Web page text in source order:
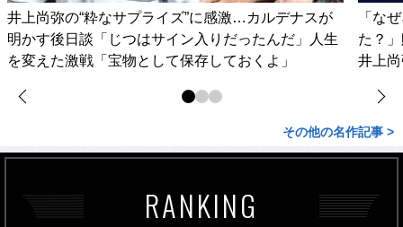
井上尚弥の“粋なサプライズ”に感激…カルデナスが
明かす後日談「じつはサイン入りだったんだ」人生
を変えた激戦「宝物として保存しておくよ」
「な
た？
井上
その他の名作記事 >
RANKING